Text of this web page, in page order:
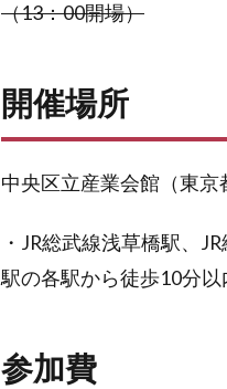
（13：00開場）
開催場所
中央区立産業会館（東京
・JR総武線浅草橋駅、
駅の各駅から徒歩10分以
参加費